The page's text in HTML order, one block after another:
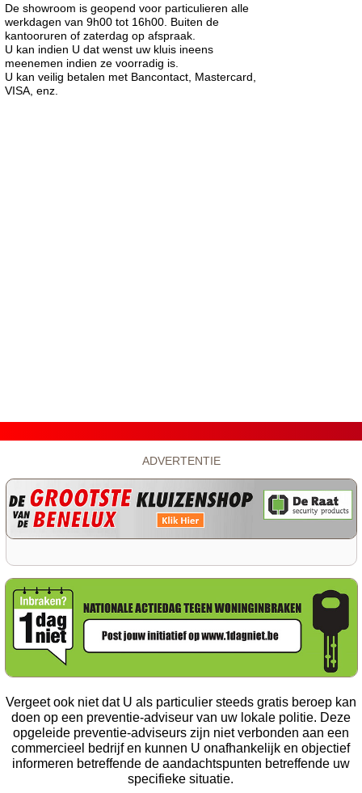
De showroom is geopend voor particulieren alle
werkdagen van 9h00 tot 16h00. Buiten de
kantooruren of zaterdag op afspraak.
U kan indien U dat wenst uw kluis ineens
meenemen indien ze voorradig is.
U kan veilig betalen met Bancontact, Mastercard,
VISA, enz.
ADVERTENTIE
Vergeet ook niet dat U als particulier steeds gratis beroep kan
doen op een preventie-adviseur van uw lokale politie. Deze
opgeleide preventie-adviseurs zijn niet verbonden aan een
commercieel bedrijf en kunnen U onafhankelijk en objectief
informeren betreffende de aandachtspunten betreffende uw
specifieke situatie.